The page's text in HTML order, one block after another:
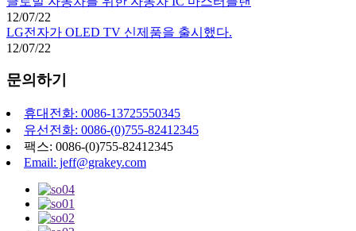
12/07/22
LG전자가 OLED TV 신제품을 출시했다.
12/07/22
문의하기
휴대전화: 0086-13725550345
유선전화: 0086-(0)755-82412345
팩스: 0086-(0)755-82412345
Email: jeff@grakey.com